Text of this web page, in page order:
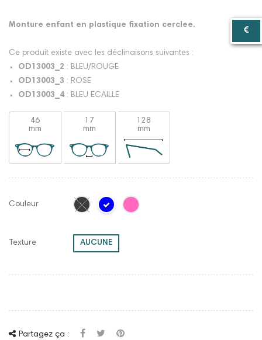
Monture enfant en plastique fixation cerclee.
Ce produit existe avec les déclinaisons suivantes :
OD13003_2 : BLEU/ROUGE
OD13003_3 : ROSE
OD13003_4 : BLEU ECAILLE
46
mm
17
mm
128
mm
Couleur
Texture AUCUNE
Partagez ça :